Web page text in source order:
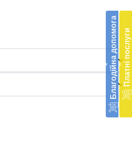
‹ Благодійна допомогав
‹ Платні послуги